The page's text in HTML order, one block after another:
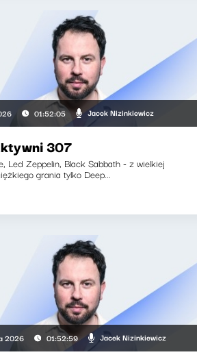
01:52:05 Jacek Nizinkiewicz
307
Led Zeppelin, Black Sabbath - z wielkiej
grania tylko Deep...
2026 01:52:59 Jacek Nizinkiewicz